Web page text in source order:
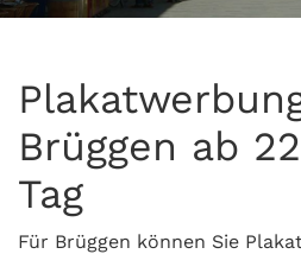
Brüggen ab
Tag
Für Brüggen können Sie